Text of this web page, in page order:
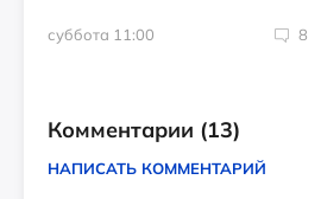
суббота 11:00 8
Комментарии (13)
НАПИСАТЬ КОММЕНТАРИЙ